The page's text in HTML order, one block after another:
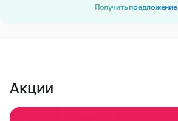
Получить предложение
Акции